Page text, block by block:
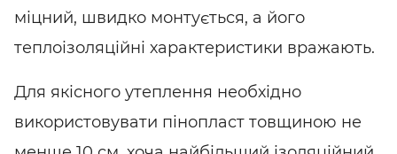
міцний, швидко монтується, а його
теплоізоляційні характеристики вражають.
Для якісного утеплення необхідно
використовувати пінопласт товщиною не